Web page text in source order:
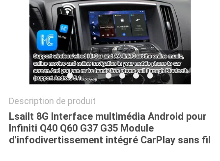
Description de produit
Lsailt 8G Interface multimédia Android pour
Infiniti Q40 Q60 G37 G35 Module
d'infodivertissement intégré CarPlay sans fil